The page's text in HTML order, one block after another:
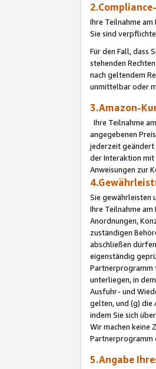
Ihre Teilnahme
Sie sind
Für den Fall, dass
stehenden
nach geltendem
unmittelbar oder
3.Amazon-
Ihre Teilnahme
angegebenen
jederzeit geändert
der Interaktion mit
Anweisungen zur
Sie gewährleisten
Ihre Teilnahme
Anordnungen,
zuständigen
abschließen
eigenständig
Partnerprogramm
unterliegen, in
Ausfuhr- und
gelten, und (g) die
indem Sie sich
Wir machen keine
Partnerprogramm
5.Angabe